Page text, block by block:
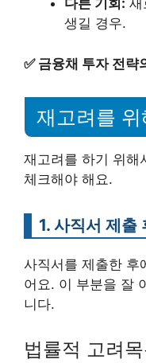
다른 기회: 새
생길 경우.
✅ 금융채 투자 전략
재고려를
재고려를 하기 위해
체크해야 해요.
1. 사직서 제출
사직서를 제출한 후
어요. 이 부분을 잘
니다.
법률적 고려